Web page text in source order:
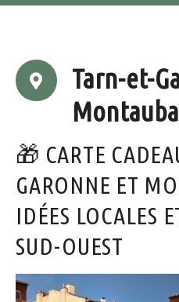
Tarn-et-
🎁 CARTE
GARONNE ET
IDÉES LOCALES
SUD-OUEST